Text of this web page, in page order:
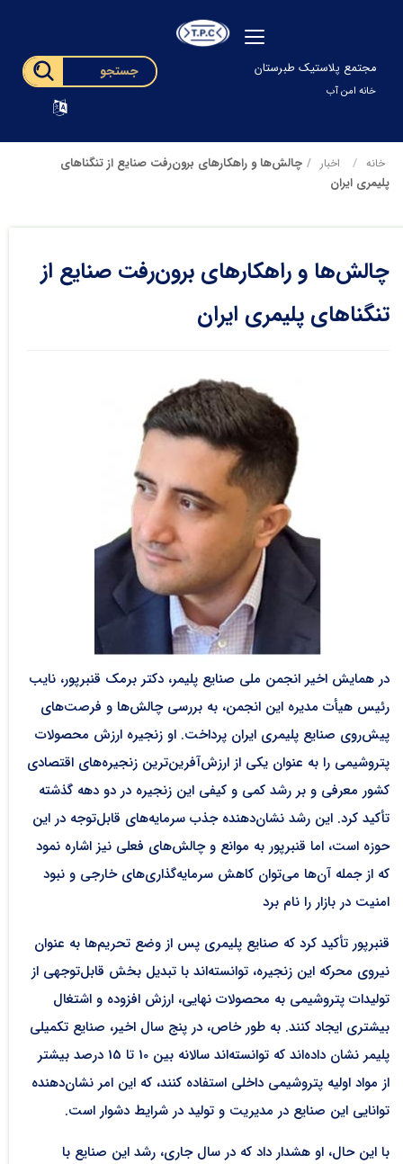
مجتمع پلاستیک طبرستان
خانه امن آب
خانه اخبار
چالش‌ها و راهکارهای برون‌رفت صنایع از تنگناهای
پلیمری ایران
چالش‌ها و راهکارهای برون‌رفت صنایع از
تنگناهای پلیمری ایران
در همایش اخیر انجمن ملی صنایع پلیمر، دکتر برمک قنبرپور، نایب
رئیس هیأت مدیره این انجمن، به بررسی چالش‌ها و فرصت‌های
پیش‌روی صنایع پلیمری ایران پرداخت. او زنجیره ارزش محصولات
پتروشیمی را به عنوان یکی از ارزش‌آفرین‌ترین زنجیره‌های اقتصادی
کشور معرفی و بر رشد کمی و کیفی این زنجیره در دو دهه گذشته
تأکید کرد. این رشد نشان‌دهنده جذب سرمایه‌های قابل‌توجه در این
حوزه است، اما قنبرپور به موانع و چالش‌های فعلی نیز اشاره نمود
که از جمله آن‌ها می‌توان کاهش سرمایه‌گذاری‌های خارجی و نبود
امنیت در بازار را نام برد
قنبرپور تأکید کرد که صنایع پلیمری پس از وضع تحریم‌ها به عنوان
نیروی محرکه این زنجیره، توانسته‌اند با تبدیل بخش قابل‌توجهی از
تولیدات پتروشیمی به محصولات نهایی، ارزش افزوده و اشتغال
بیشتری ایجاد کنند. به طور خاص، در پنج سال اخیر، صنایع تکمیلی
پلیمر نشان داده‌اند که توانسته‌اند سالانه بین 10 تا 15 درصد بیشتر
از مواد اولیه پتروشیمی داخلی استفاده کنند، که این امر نشان‌دهنده
توانایی این صنایع در مدیریت و تولید در شرایط دشوار است.
با این حال، او هشدار داد که در سال جاری، رشد این صنایع با